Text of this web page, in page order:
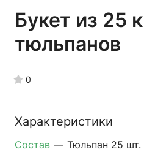
Букет из 25
тюльпанов
0
Характеристики
Состав — Тюльпан 25 шт.